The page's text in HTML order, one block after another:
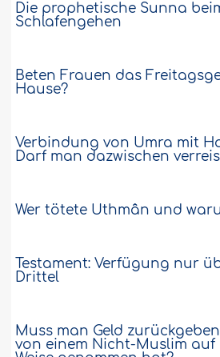
Die prophetische Sunna
Schlafengehen
Beten Frauen das
Hause?
Verbindung von Umra mit
Darf man dazwischen
Wer tötete Uthmân und
Testament: Verfügung nur
Drittel
Muss man Geld
von einem Nicht-Muslim